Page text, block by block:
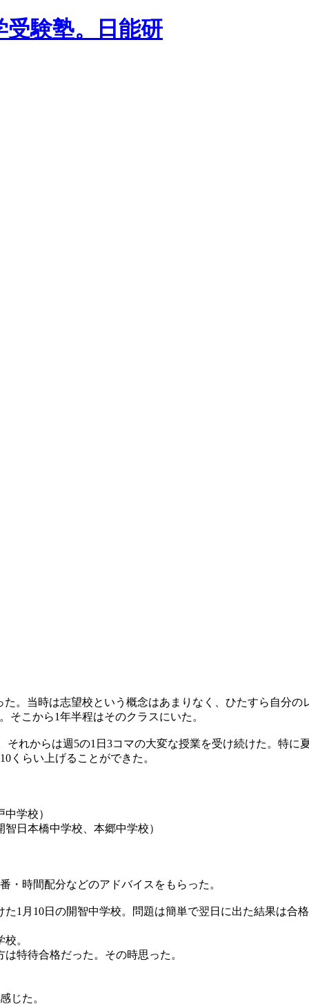
験塾。日能研
。当時は志望校という概念はあまりなく、ひたすら自分
そこから1年半程はそのクラスにいた。
れからは週5の1日3コマの大変な授業を受け続けた。特
くらい上げることができた。
学校）
日本橋中学校、本郷中学校）
・時間配分などのアドバイスをもらった。
1月10日の開智中学校。問題は簡単で翌日に出た結果は合
。
特待合格だった。その時思った。
じた。